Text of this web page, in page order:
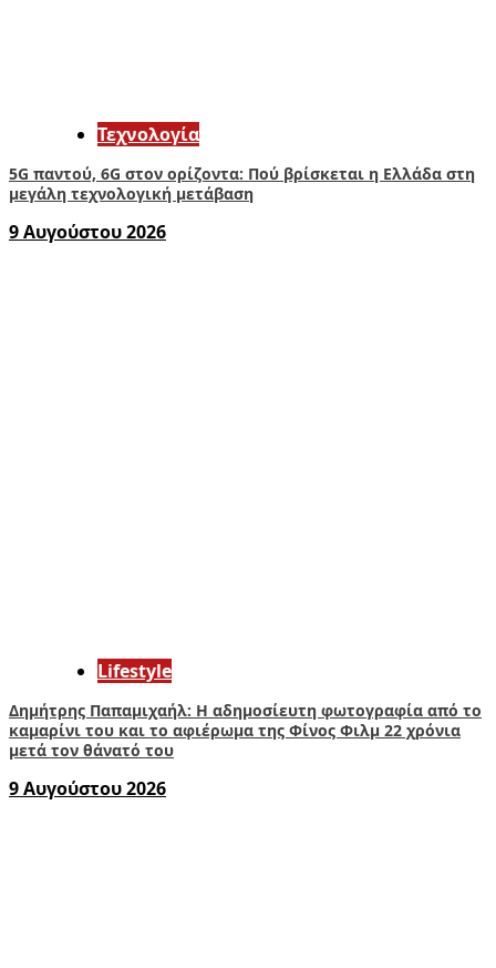
Τεχνολογία
5G παντού, 6G στον ορίζοντα: Πού βρίσκεται η Ελλάδα στη
μεγάλη τεχνολογική μετάβαση
9 Αυγούστου 2026
Lifestyle
Δημήτρης Παπαμιχαήλ: Η αδημοσίευτη φωτογραφία από το
καμαρίνι του και το αφιέρωμα της Φίνος Φιλμ 22 χρόνια
μετά τον θάνατό του
9 Αυγούστου 2026